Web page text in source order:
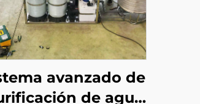
avanzado de
de agua